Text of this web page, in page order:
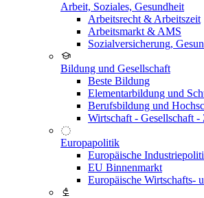
Arbeit, Soziales, Gesundheit
Arbeitsrecht & Arbeitszeit
Arbeitsmarkt & AMS
Sozialversicherung,
Bildung und Gesellschaft
Beste Bildung
Elementarbildung und
Berufsbildung und
Wirtschaft - Gesellschaft
Europapolitik
Europäische
EU Binnenmarkt
Europäische Wirtschafts-